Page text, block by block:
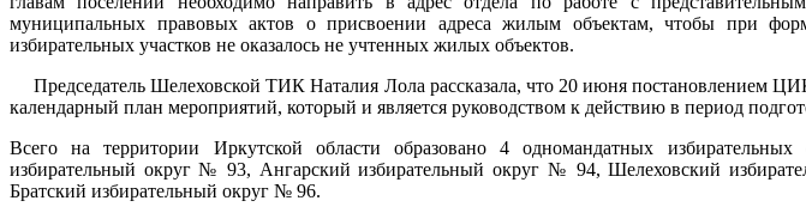
муниципальных правовых актов о присвоении адреса жилым объектам, чтобы при
избирательных участков не оказалось не учтенных жилых объектов.
Председатель Шелеховской ТИК Наталия Лола рассказала, что 20 июня постановлением
календарный план мероприятий, который и является руководством к действию в период
Всего на территории Иркутской области образовано 4 одномандатных избирательных
избирательный округ № 93, Ангарский избирательный округ № 94, Шелеховский
Братский избирательный округ № 96.